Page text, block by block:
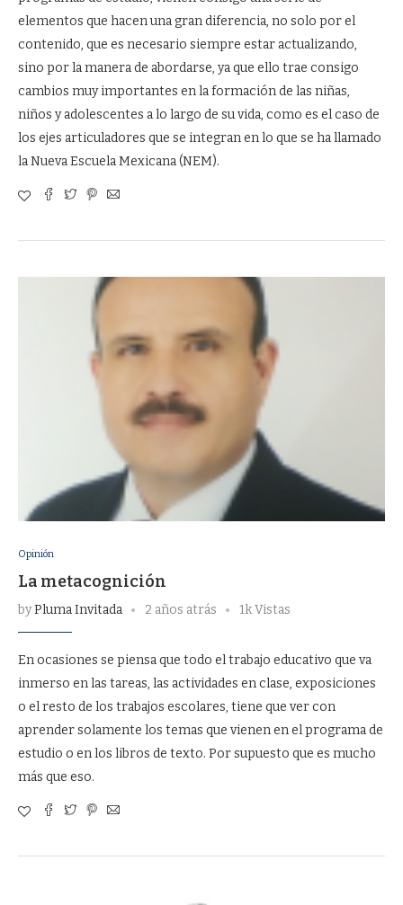
elementos que hacen una gran diferencia, no solo por el
contenido, que es necesario siempre estar actualizando,
sino por la manera de abordarse, ya que ello trae consigo
cambios muy importantes en la formación de las niñas,
niños y adolescentes a lo largo de su vida, como es el caso de
los ejes articuladores que se integran en lo que se ha llamado
la Nueva Escuela Mexicana (NEM).
Opinión
La metacognición
byPluma Invitada 2 años atrás 1k Vistas
En ocasiones se piensa que todo el trabajo educativo que va
inmerso en las tareas, las actividades en clase, exposiciones
o el resto de los trabajos escolares, tiene que ver con
aprender solamente los temas que vienen en el programa de
estudio o en los libros de texto. Por supuesto que es mucho
más que eso.